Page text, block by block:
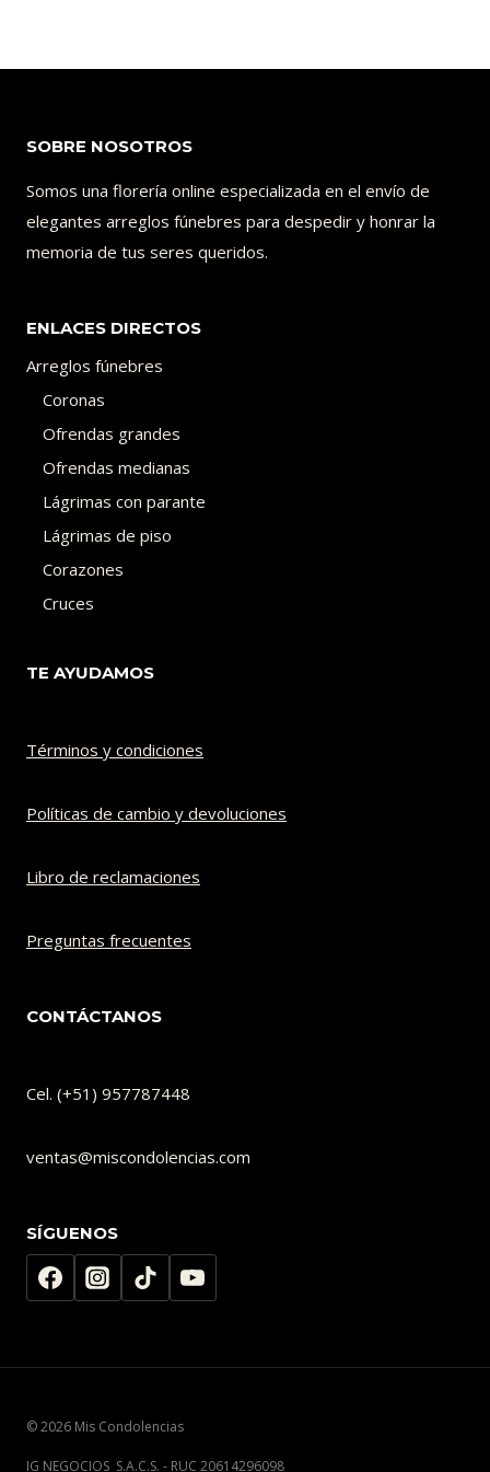
SOBRE NOSOTROS
Somos una florería online especializada en el envío de
elegantes arreglos fúnebres para despedir y honrar la
memoria de tus seres queridos.
ENLACES DIRECTOS
Arreglos fúnebres
Coronas
Ofrendas grandes
Ofrendas medianas
Lágrimas con parante
Lágrimas de piso
Corazones
Cruces
TE AYUDAMOS
Términos y condiciones
Políticas de cambio y devoluciones​
Libro de reclamaciones
Preguntas frecuentes
CONTÁCTANOS
Cel. (+51) 957787448
ventas@miscondolencias.com
SÍGUENOS
© 2026 Mis Condolencias
IG NEGOCIOS S.A.C.S. - RUC 20614296098